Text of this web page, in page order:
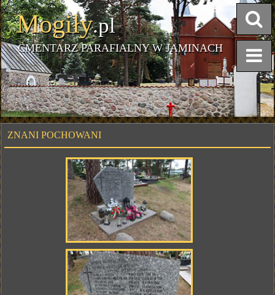
Mogiły.pl
CMENTARZ PARAFIALNY W JAMINACH
ZNANI POCHOWANI